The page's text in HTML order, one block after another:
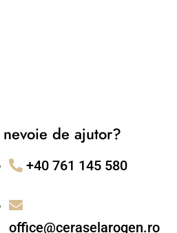
de ajutor?
+40 761 145 580
office@ceraselarogen.ro